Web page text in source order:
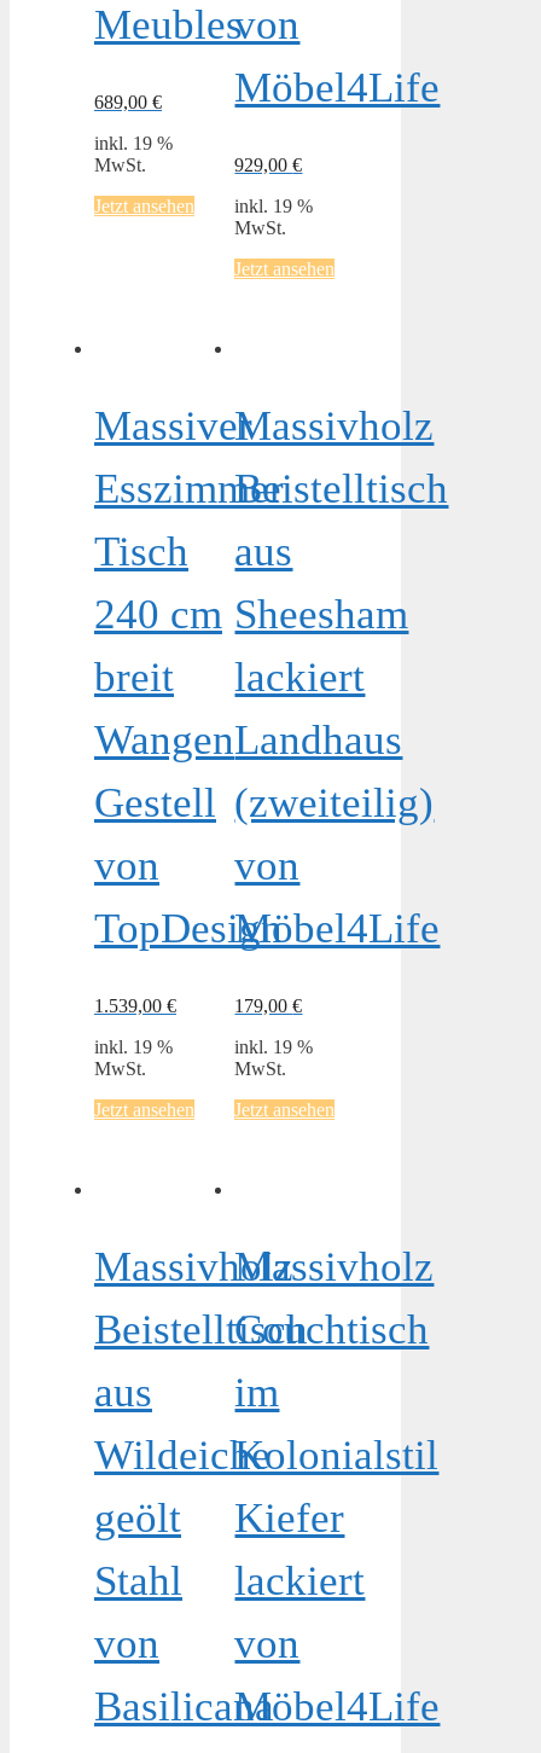
Meubles
689,00 €
inkl. 19 %
MwSt.
Jetzt ansehen
von
Möbel4Life
929,00€
inkl. 19 %
MwSt.
Jetzt ansehen
Massiver
Esszimmer
Tisch
240 cm
breit
Wangen
Gestell
von
TopDesign
1.539,00 €
inkl. 19 %
MwSt.
Jetzt ansehen
Massivholz
Beistelltisch
aus
Sheesham
lackiert
Landhaus
(zweiteilig)
von
Möbel4Life
179,00€
inkl. 19 %
MwSt.
Jetzt ansehen
Massivholz
Beistelltisch
aus
Wildeiche
geölt
Stahl
von
Basilicana
Massivholz
Couchtisch
im
Kolonialstil
Kiefer
lackiert
von
Möbel4Life